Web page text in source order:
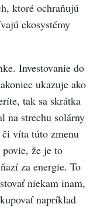
ktoré ochraňujú
ekosystémy
Investovanie do
ukazuje ako
tak sa skrátka
na strechu solárny
víta túto zmenu
že je to
za energie. To
niekam inam,
napríklad